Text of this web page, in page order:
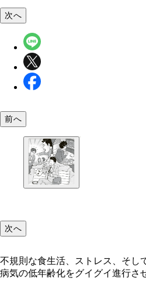
次へ
前へ
次へ
不規則な食生活、ストレス、そし
病気の低年齢化をグイグイ進行さ